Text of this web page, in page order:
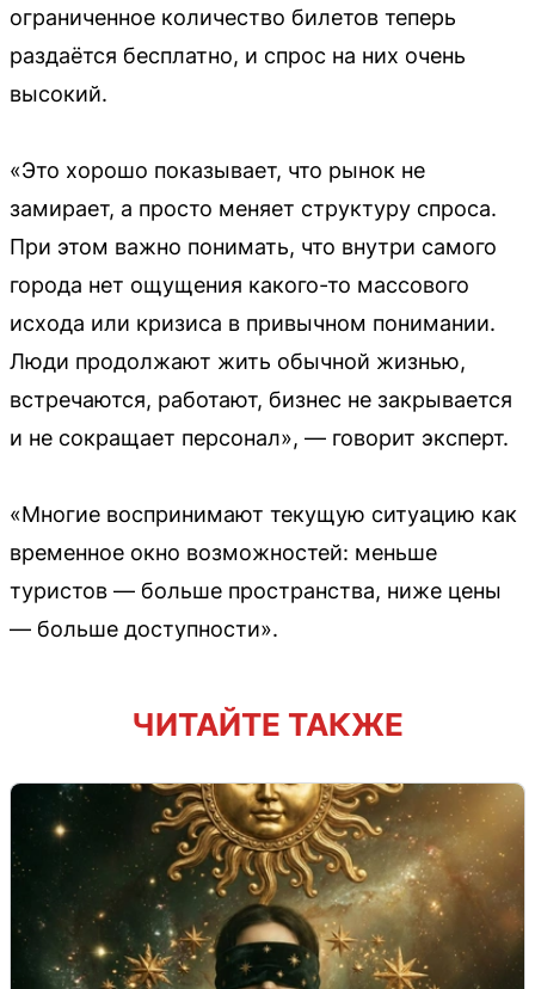
ограниченное количество билетов теперь
раздаётся бесплатно, и спрос на них очень
высокий.
«Это хорошо показывает, что рынок не
замирает, а просто меняет структуру спроса.
При этом важно понимать, что внутри самого
города нет ощущения какого-то массового
исхода или кризиса в привычном понимании.
Люди продолжают жить обычной жизнью,
встречаются, работают, бизнес не закрывается
и не сокращает персонал», — говорит эксперт.
«Многие воспринимают текущую ситуацию как
временное окно возможностей: меньше
туристов — больше пространства, ниже цены
— больше доступности».
ЧИТАЙТЕ ТАКЖЕ